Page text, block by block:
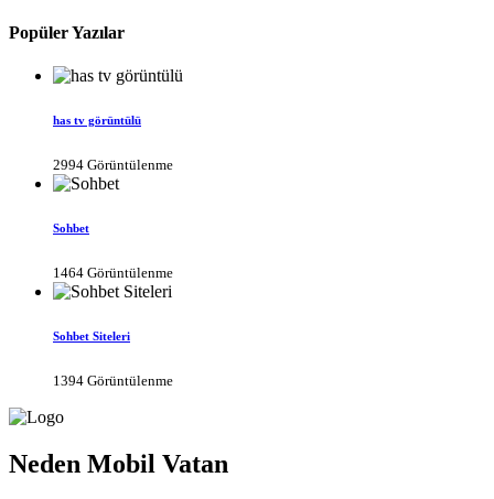
Popüler Yazılar
has tv görüntülü
2994 Görüntülenme
Sohbet
1464 Görüntülenme
Sohbet Siteleri
1394 Görüntülenme
Neden Mobil Vatan